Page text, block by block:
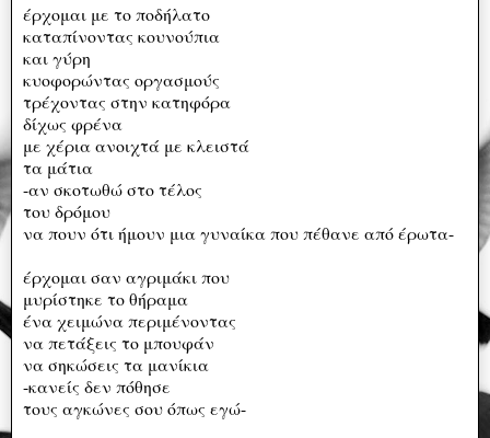
έρχομαι με το ποδήλατο
καταπίνοντας κουνούπια
και γύρη
κυοφορώντας οργασμούς
τρέχοντας στην κατηφόρα
δίχως φρένα
με χέρια ανοιχτά με κλειστά
τα μάτια
-αν σκοτωθώ στο τέλος
του δρόμου
να πουν ότι ήμουν μια γυναίκα που πέθανε από έρωτα-
έρχομαι σαν αγριμάκι που
μυρίστηκε το θήραμα
ένα χειμώνα περιμένοντας
να πετάξεις το μπουφάν
να σηκώσεις τα μανίκια
-κανείς δεν πόθησε
τους αγκώνες σου όπως εγώ-